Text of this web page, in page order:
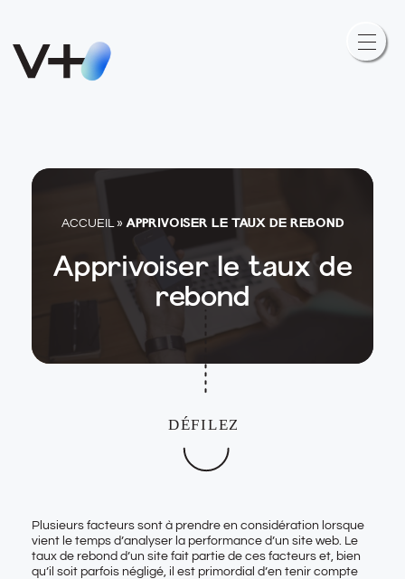
ACCUEIL » APPRIVOISER LE TAUX DE REBOND
Apprivoiser le taux de
rebond
Plusieurs facteurs sont à prendre en considération lorsque
vient le temps d’analyser la performance d’un site web . Le
taux de rebond d’un site fait partie de ces facteurs et, bien
qu’il soit parfois négligé, il est primordial d’en tenir compte